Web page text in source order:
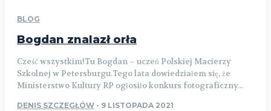
BLOG
Bogdan znalazł orła
Cześć wszystkim!Tu Bogdan – uczeń Polskiej Macierzy
Szkolnej w Petersburgu.Tego lata dowiedziałem się, że
Ministerstwo Kultury RP ogłosiło konkurs fotograficzny...
DENIS SZCZEGŁÓW - 9 LISTOPADA 2021